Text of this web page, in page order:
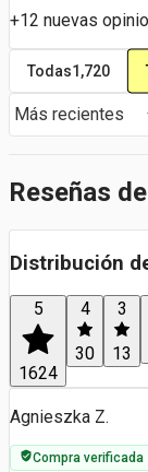
+12 nuevas
Todas1,720
Reseñas
Distribución
5
1624
4
30
3
13
Agnieszka Z.
Compra verificada